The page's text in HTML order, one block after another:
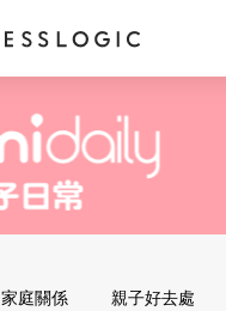
家庭關係 親子好去處